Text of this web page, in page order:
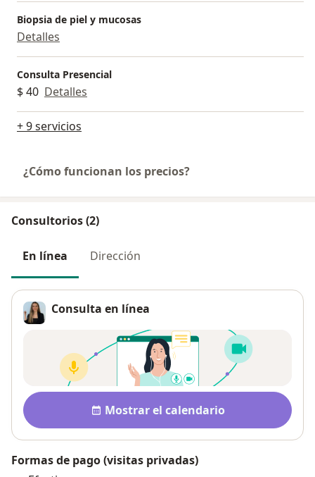
Biopsia de piel y mucosas
Detalles
Consulta Presencial
$ 40 Detalles
+ 9 servicios
¿Cómo funcionan los precios?
Consultorios (2)
En línea Dirección
Consulta en línea
Disponibilidad
Mostrar el calendario
Formas de pago (visitas privadas)